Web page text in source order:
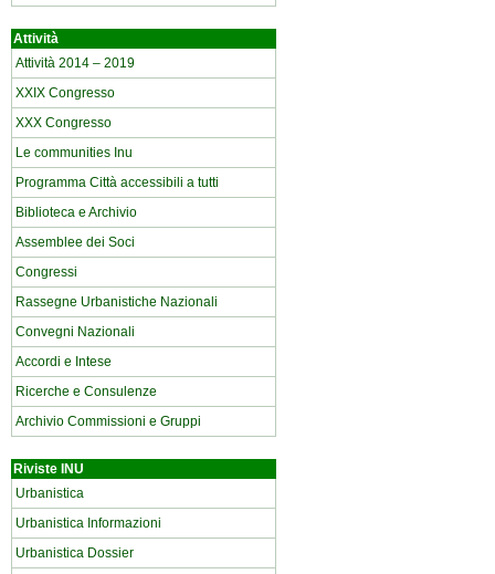
Attività
Attività 2014 – 2019
XXIX Congresso
XXX Congresso
Le communities Inu
Programma Città accessibili a tutti
Biblioteca e Archivio
Assemblee dei Soci
Congressi
Rassegne Urbanistiche Nazionali
Convegni Nazionali
Accordi e Intese
Ricerche e Consulenze
Archivio Commissioni e Gruppi
Riviste INU
Urbanistica
Urbanistica Informazioni
Urbanistica Dossier